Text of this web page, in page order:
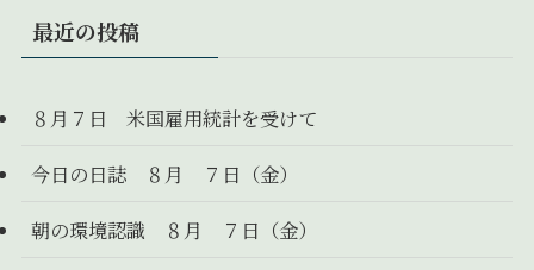
最近の投稿
８月７日 米国雇用統計を受けて
今日の日誌 ８月 ７日（金）
朝の環境認識 ８月 ７日（金）